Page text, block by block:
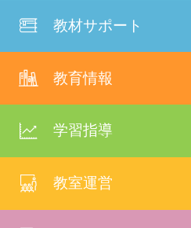
教材サポート
教育情報
学習指導
教室運営